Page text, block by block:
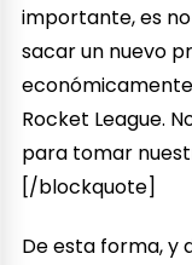
importante, es
sacar un nuevo
Rocket League.
para tomar
[/blockquote]
De esta forma, y